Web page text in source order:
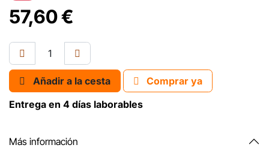
57,60€
Añadir a la cesta
Comprar ya
Entrega en 4 días laborables
Más información